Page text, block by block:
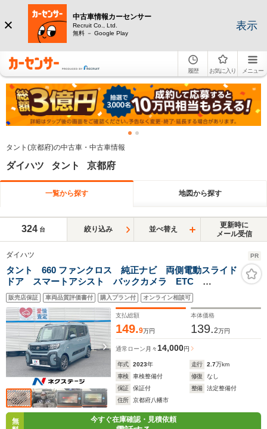
中古車情報カーセンサー
Recruit Co., Ltd.
無料 － Google Play
表示
履歴 お気に入り メニュー
タント(京都府)の中古車・中古車情報
ダイハツ タント 京都府
一覧から探す 地図から探す
324 台 絞り込み 並べ替え
更新時に
メール受信
ダイハツ PR
タント 660 ファンクロス 純正ナビ 両側電動スライド
ドア スマートアシスト バックカメラ ETC
Bluetooth LEDヘッドライト LEDフロントフォグ 純
正14インチアルミホイール シートヒーター
販売店保証 車両品質評価書付 購入プラン付 オンライン相談可
支払総額
149.9万円
本体価格
139.2万円
通常ローン 月々14,000円
年式 2023年 走行 2.7万km
車検
車検整備付 修復
なし
保証
保証付 整備
法定整備付
住所
京都府八幡市
無
今すぐ在庫確認・見積依頼